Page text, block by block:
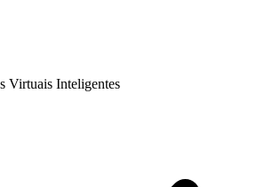
Virtuais Inteligentes